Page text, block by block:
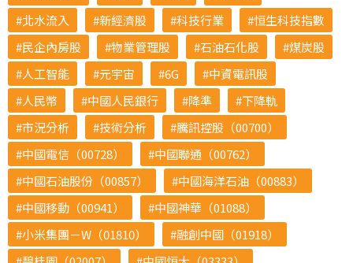
北水流入
新經濟股 科技行業
恒生科技指數
民企內房股
物業管理股 石油石化股
煤炭股
人工智能
元宇宙 6G
中資電訊股
人民幣
中國人民銀行 降準
下降軌
市況分析
技術分析
騰訊控股（00700）
中國電信（00728）
中國聯通（00762）
中國石油股份（00857）
中國海洋石油（00883）
中國移動（00941）
中國神華（01088）
小米集團－W（01810）
融創中國（01918）